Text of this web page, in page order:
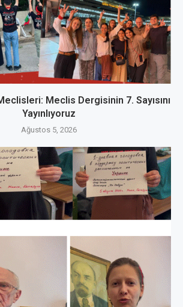
Meclis Dergisinin 7. Sayısını
Yayınlıyoruz
Ağustos 5, 2026